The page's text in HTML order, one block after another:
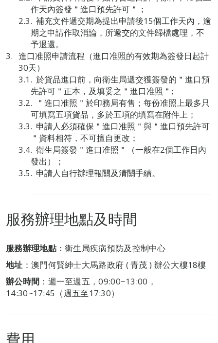
作天內簽發＂進口預先許可＂；
補充文件遞交期為提出申請後15個工作天內，逾
期之申請作取消論，所遞交的文件歸檔處理，不
予退還。
進口准照申請流程（進口准照的有效期為簽發日起計
30天）
於貨品進口前，向衛生局遞交獲簽發的＂進口預
先許可＂正本，及填妥之＂進口准照＂;
＂進口准照＂於印務局有售；每份准照上最多只
可填寫五項貨品，多於五項的填寫在附件上；
申請人必須確保＂進口准照＂與＂進口預先許可
＂資料相符，不可擅自更改；
衛生局簽發＂進口准照＂（一般在2個工作日內
發出）；
申請人自行辦理報關及清關手續。
服務辦理地點及時間
服務辦理地點：衛生局疾病預防及控制中心
地址 ：澳門何賢紳士大馬路政府 ( 青茂 ) 辦公大樓18樓
辦公時間 ：週一至週五，09:00~13:00，
14:30~17:45（週五至17:30）
費用